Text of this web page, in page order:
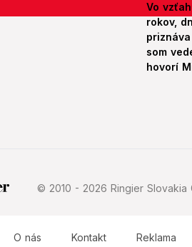
Vo
rokov,
som
hovorí
© 2010 - 2026 Ringier Slovakia
O nás Kontakt Reklama